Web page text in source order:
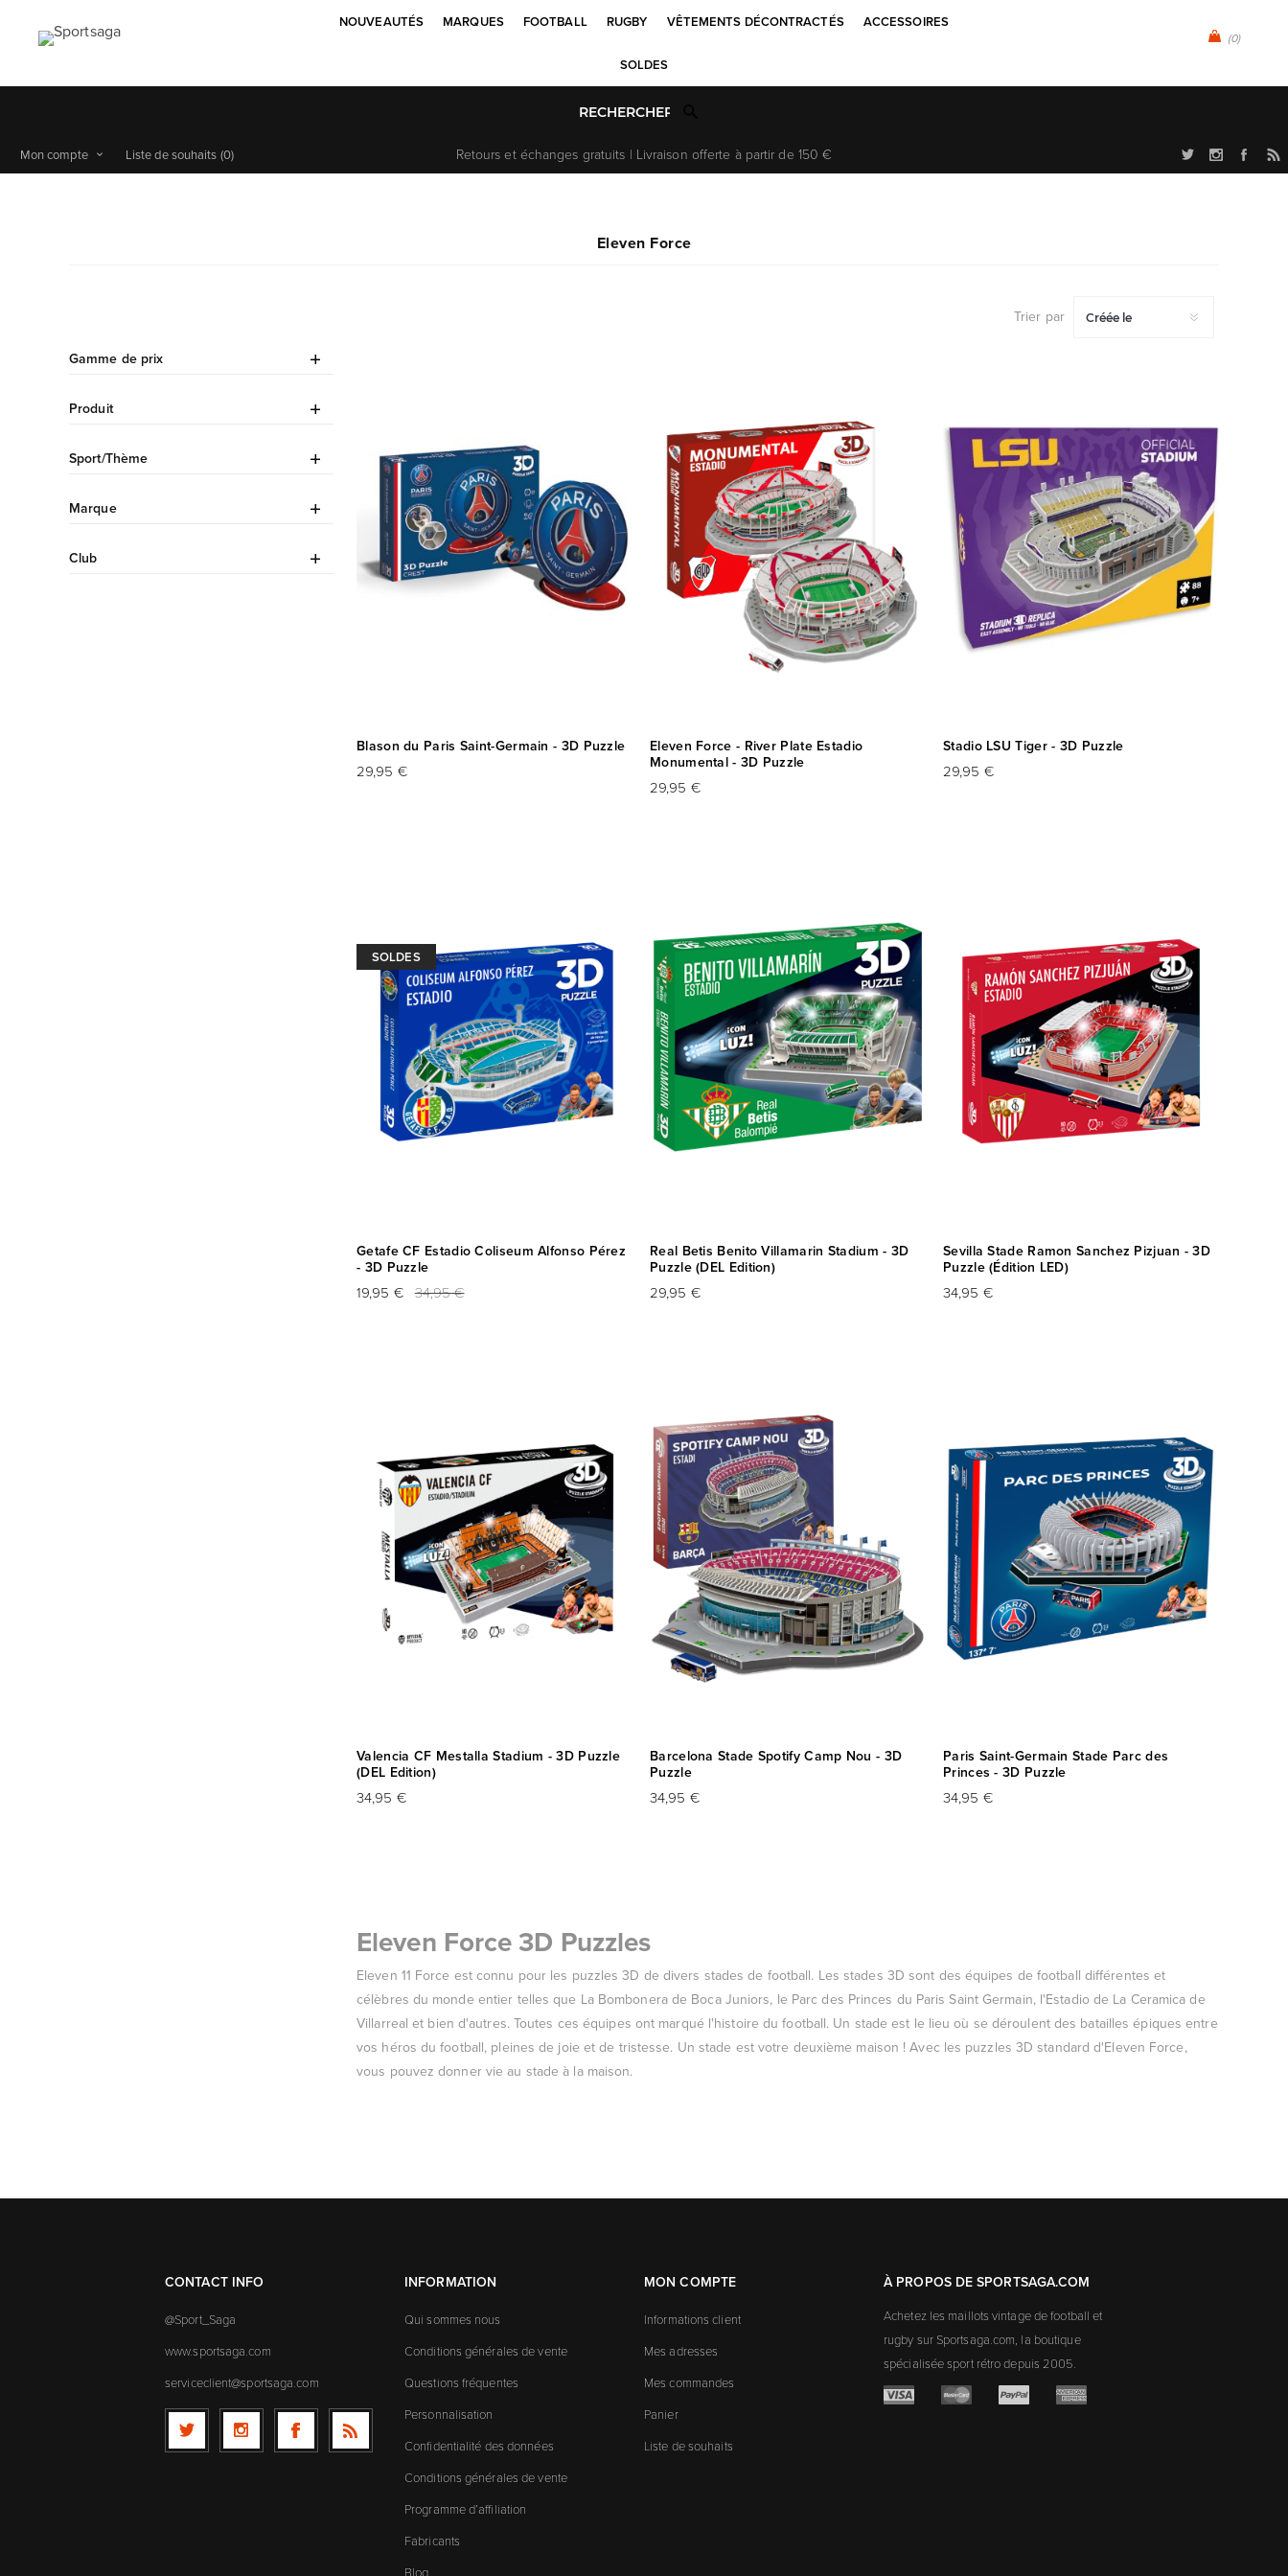
(0)
NOUVEAUTÉS MARQUES FOOTBALL RUGBY VÊTEMENTS DÉCONTRACTÉS ACCESSOIRES
SOLDES
Retours et échanges gratuits | Livraison offerte à partir de 150 €
Mon compte Liste de souhaits (0)
Eleven Force
Trier par
Blason du Paris Saint-Germain - 3D Puzzle
29,95 €
Eleven Force - River Plate Estadio
Monumental - 3D Puzzle
29,95 €
Stadio LSU Tiger - 3D Puzzle
29,95 €
SOLDES
Getafe CF Estadio Coliseum Alfonso Pérez
- 3D Puzzle
19,95 € 34,95 €
Real Betis Benito Villamarin Stadium - 3D
Puzzle (DEL Edition)
29,95 €
Sevilla Stade Ramon Sanchez Pizjuan - 3D
Puzzle (Édition LED)
34,95 €
Valencia CF Mestalla Stadium - 3D Puzzle
(DEL Edition)
34,95 €
Barcelona Stade Spotify Camp Nou - 3D
Puzzle
34,95 €
Paris Saint-Germain Stade Parc des
Princes - 3D Puzzle
34,95 €
Eleven Force 3D Puzzles
Eleven 11 Force est connu pour les puzzles 3D de divers stades de football. Les stades 3D sont des équipes de football différentes et
célèbres du monde entier telles que La Bombonera de Boca Juniors, le Parc des Princes du Paris Saint Germain, l'Estadio de La Ceramica de
Villarreal et bien d'autres. Toutes ces équipes ont marqué l'histoire du football. Un stade est le lieu où se déroulent des batailles épiques entre
vos héros du football, pleines de joie et de tristesse. Un stade est votre deuxième maison ! Avec les puzzles 3D standard d'Eleven Force,
vous pouvez donner vie au stade à la maison.
Gamme de prix
Produit
Sport/Thème
Marque
Club
CONTACT INFO
@Sport_Saga
www.sportsaga.com
serviceclient@sportsaga.com
INFORMATION
Qui sommes nous
Conditions générales de vente
Questions fréquentes
Personnalisation
Confidentialité des données
Conditions générales de vente
Programme d’affiliation
Fabricants
Blog
MON COMPTE
Informations client
Mes adresses
Mes commandes
Panier
Liste de souhaits
À PROPOS DE SPORTSAGA.COM
Achetez les maillots vintage de football et
rugby sur Sportsaga.com, la boutique
spécialisée sport rétro depuis 2005.